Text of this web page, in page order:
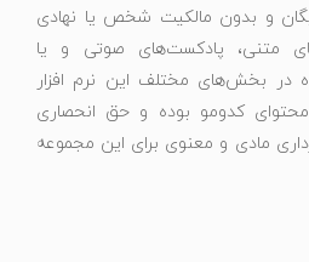
و بدون مالکیت شخص یا نهادی
متنی، پادکست‌های صوتی و یا
در بخش‌های مختلف این نرم افزار
کدومو بوده و حق انحصاری
مادی و معنوی برای این مجموعه